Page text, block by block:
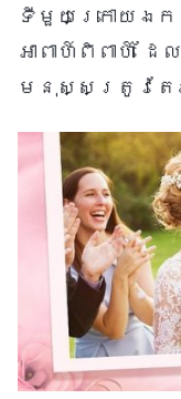
ទីមួយក្រោយឯក
អាពាហ៍ពិពាហ៍ ដ
មនុស្សត្រូវតែ